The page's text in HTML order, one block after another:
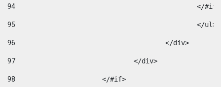
94
95
96
					</div>
97
				</div>
98